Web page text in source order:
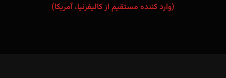
(وارد کننده مستقیم از کالیفرنیا، آمریکا)